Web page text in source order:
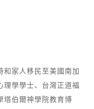
和家人移民至美國南加
理學學士、台灣正道福
塔伯爾神學院教育博